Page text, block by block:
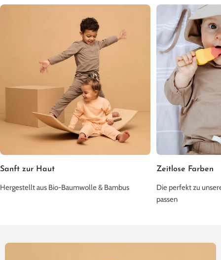
Sanft zur Haut
Hergestellt aus Bio-Baumwolle & Bambus
Zeitlose Farben
Die perfekt zu
passen